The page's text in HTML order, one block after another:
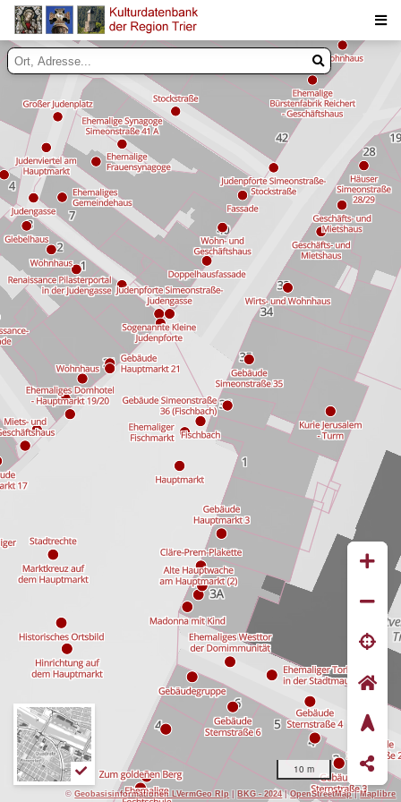
10 m
Suche
Inhalte
©Geobasisinformationen LVermGeo Rlp |BKG - 2024|OpenStreetMap|Maplibre